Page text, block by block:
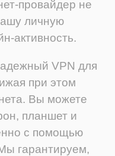
провайдер не
личную
активность.
VPN для
при этом
Вы можете
планшет и
с помощью
гарантируем,